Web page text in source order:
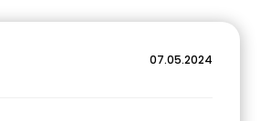
07.05.2024